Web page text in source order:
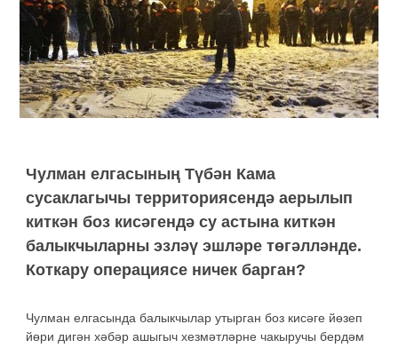
Чулман елгасының Түбән Кама
сусаклагычы территориясендә аерылып
киткән боз кисәгендә су астына киткән
балыкчыларны эзләү эшләре төгәлләнде.
Коткару операциясе ничек барган?
Чулман елгасында балыкчылар утырган боз кисәге йөзеп
йөри дигән хәбәр ашыгыч хезмәтләрне чакыручы бердәм